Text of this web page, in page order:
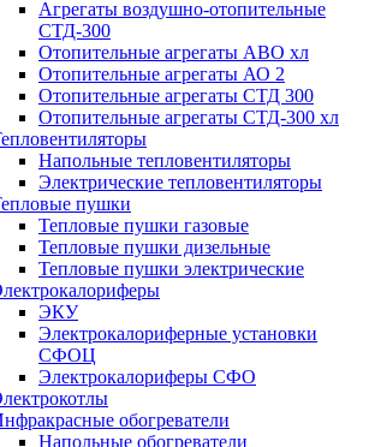
Агрегаты воздушно-отопительные
СТД-300
Отопительные агрегаты АВО хл
Отопительные агрегаты АО 2
Отопительные агрегаты СТД 300
Отопительные агрегаты СТД-300 хл
Напольные тепловентиляторы
Электрические тепловентиляторы
пушки
Тепловые пушки газовые
Тепловые пушки дизельные
Тепловые пушки электрические
ЭКУ
Электрокалориферные установки
СФОЦ
Электрокалориферы СФО
обогреватели
Напольные обогреватели